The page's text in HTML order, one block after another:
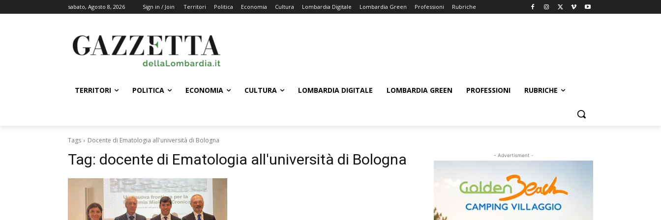
sabato, Agosto 8, 2026 Sign in / Join Territori Politica Economia Cultura Lombardia Digitale Lombardia Green Professioni Rubriche
TERRITORI POLITICA ECONOMIA CULTURA LOMBARDIA DIGITALE LOMBARDIA GREEN PROFESSIONI RUBRICHE
Tags Docente di Ematologia all'università di Bologna
Tag: docente di Ematologia all'università di Bologna - Advertisment -